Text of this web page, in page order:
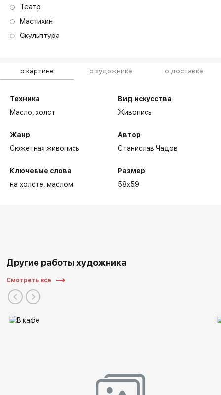
о картине о художнике о доставке
Техника
Масло,холст
Жанр
Сюжетная живопись
Ключевые слова
на холсте маслом
Вид искусства
Живопись
Автор
Станислав Чадов
Размер
58x59
Театр
Мастихин
Скульптура
Другие работы художника
Смотреть все